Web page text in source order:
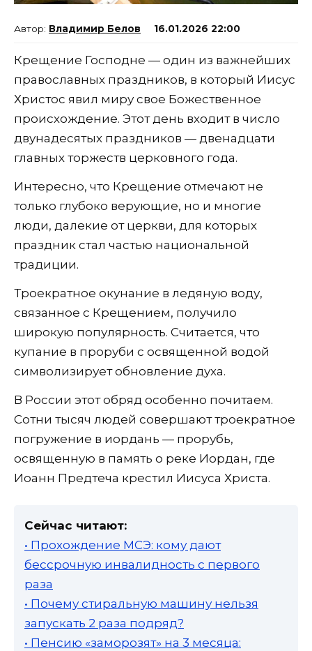
Владимир Белов 16.01.2026 22:00
Крещение Господне — один из важнейших
православных праздников, в который Иисус
Христос явил миру свое Божественное
происхождение. Этот день входит в число
двунадесятых праздников — двенадцати
главных торжеств церковного года.
Интересно, что Крещение отмечают не
только глубоко верующие, но и многие
люди, далекие от церкви, для которых
праздник стал частью национальной
традиции.
Троекратное окунание в ледяную воду,
связанное с Крещением, получило
широкую популярность. Считается, что
купание в проруби с освященной водой
символизирует обновление духа.
В России этот обряд особенно почитаем.
Сотни тысяч людей совершают троекратное
погружение в иордань — прорубь,
освященную в память о реке Иордан, где
Иоанн Предтеча крестил Иисуса Христа.
Сейчас читают:
• Прохождение МСЭ: кому дают
бессрочную инвалидность с первого
раза
• Почему стиральную машину нельзя
запускать 2 раза подряд?
• Пенсию «заморозят» на 3 месяца: